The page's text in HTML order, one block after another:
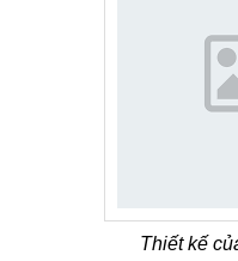
Thiết kế